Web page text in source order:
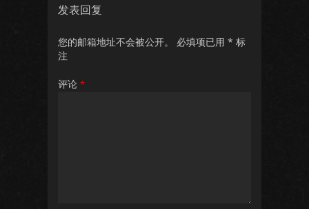
发表回复
您的邮箱地址不会被公开。 必填项已用 * 标
注
评论 *